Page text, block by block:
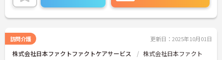
訪問介護 更新日：2025年10月01日
株式会社日本ファクトファクトケアサービス 株式会社日本ファクト